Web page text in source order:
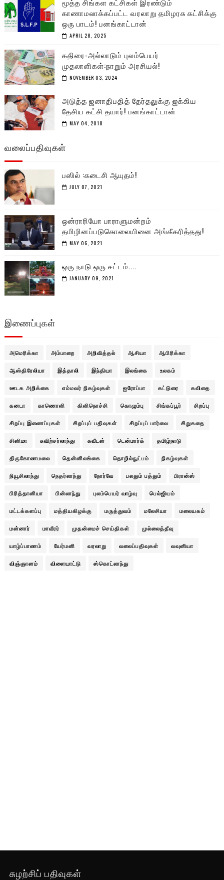
காணாமலாக்கப்பட்ட வரலாறு தமிழரசு கட்சிக்கு
ஒரு பாடம்! பனங்காட்டான்
APRIL 28, 2025
கதிரை-அல்லாடும் புலம்பெயர்
முதலாளிகள்:நாறும் அரசியல்!
NOVEMBER 03, 2024
அடுத்த ஜனாதிபதித் தேர்தலுக்கு ஐக்கிய
தேசிய கட்சி தயார்! பனங்காட்டான்
MAY 04, 2018
வலைப்பதிவுகள்
பஸில் :கடைசி ஆயுதம்!
JULY 07, 2021
ஒன்ராரியோ பாராளுமன்றம்
தமிழினப்படுகொலையினை அங்கீகரித்தது!
MAY 06, 2021
ஒரு நாடு ஒரு சட்டம்....
JANUARY 09, 2021
இணைப்புகள்
அமெரிக்கா அம்பாறை அறிவித்தல் ஆசியா ஆபிரிக்கா
ஆஸ்திரேலியா இத்தாலி இந்தியா இலங்கை உலகம்
ஊடக அறிக்கை எம்மவர் நிகழ்வுகள் ஐரோப்பா கட்டுரை கவிதை
கனடா காணொளி கிளிநொச்சி கொழும்பு சிங்கப்பூர் சிறப்பு
சிறப்பு இணைப்புகள் சிறப்புப் பதிவுகள் சிறப்புப் பார்வை சிறுகதை
சினிமா சுவிற்சர்லாந்து சுவீடன் டென்மார்க் தமிழ்நாடு
திருகோணமலை தென்னிலங்கை தொழில்நுட்பம் நிகழ்வுகள்
நியூசிலாந்து நெதர்லாந்து நோர்வே பலதும் பத்தும் பிரான்ஸ்
பிரித்தானியா பின்லாந்து புலம்பெயர் வாழ்வு பெல்ஜியம்
மட்டக்களப்பு மத்தியகிழக்கு மருத்துவம் மலேசியா மலையகம்
மன்னார் மாவீரர் முதன்மைச் செய்திகள் முல்லைத்தீவு
யாழ்ப்பாணம் யேர்மனி வரலாறு வலைப்பதிவுகள் வவுனியா
விஞ்ஞானம் விளையாட்டு ஸ்கொட்லாந்து
சுழற்சிப் பதிவுகள்